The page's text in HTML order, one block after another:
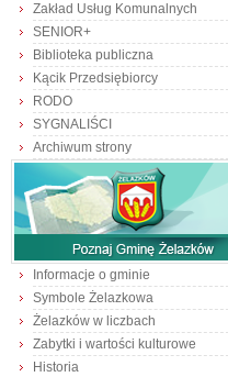
Zakład Usług Komunalnych
SENIOR+
Biblioteka publiczna
Kącik Przedsiębiorcy
RODO
SYGNALIŚCI
Archiwum strony
Informacje o gminie
Symbole Żelazkowa
Żelazków w liczbach
Zabytki i wartości kulturowe
Historia